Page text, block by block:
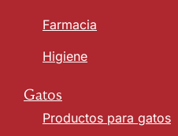
Farmacia
Higiene
Gatos
Productos para gatos